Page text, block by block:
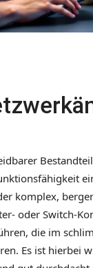
komplex,
oder Switch-
die im
Es ist hierbei